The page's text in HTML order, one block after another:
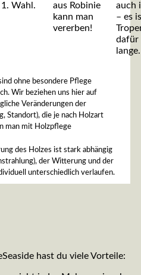
Wahl.
aus Robinie
kann man
vererben!
auch
– es
dafür
lange.
ohne besondere Pflege
Wir beziehen uns hier auf
Veränderungen der
Standort), die je nach Holzart
man mit Holzpflege
des Holzes ist stark abhängig
der Witterung und der
unterschiedlich verlaufen.
hast du viele Vorteile: